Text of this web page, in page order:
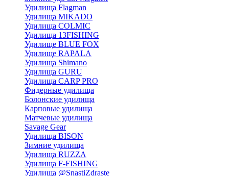
Удилища Flagman
Удилища MIKADO
Удилища COLMIC
Удилища 13FISHING
Удилище BLUE FOX
Удилище RAPALA
Удилища Shimano
Удилища GURU
Удилища CARP PRO
Фидерные удилища
Болонские удилища
Карповые удилища
Матчевые удилища
Savage Gear
Удилища BISON
Зимние удилища
Удилища RUZZA
Удилища F-FISHING
Удилища @SnastiZdraste